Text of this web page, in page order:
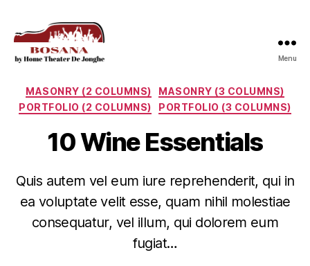
Menu
Categories
MASONRY (2 COLUMNS)
MASONRY (3 COLUMNS)
PORTFOLIO (2 COLUMNS)
PORTFOLIO (3 COLUMNS)
10 Wine Essentials
Quis autem vel eum iure reprehenderit, qui in
ea voluptate velit esse, quam nihil molestiae
consequatur, vel illum, qui dolorem eum
fugiat…